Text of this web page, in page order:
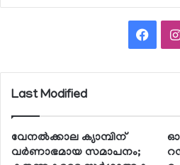
Last Modified
വേനല്‍ക്കാല ക്യാമ്പിന്
വര്‍ണാഭമായ സമാപനം;